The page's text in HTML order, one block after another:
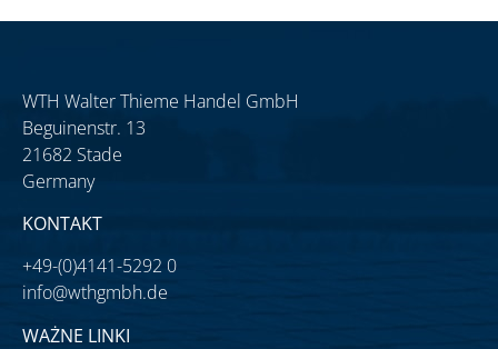
WTH Walter Thieme Handel GmbH
Beguinenstr. 13
21682 Stade
Germany
KONTAKT
+49-(0)4141-5292 0
info@wthgmbh.de
WAŻNE LINKI